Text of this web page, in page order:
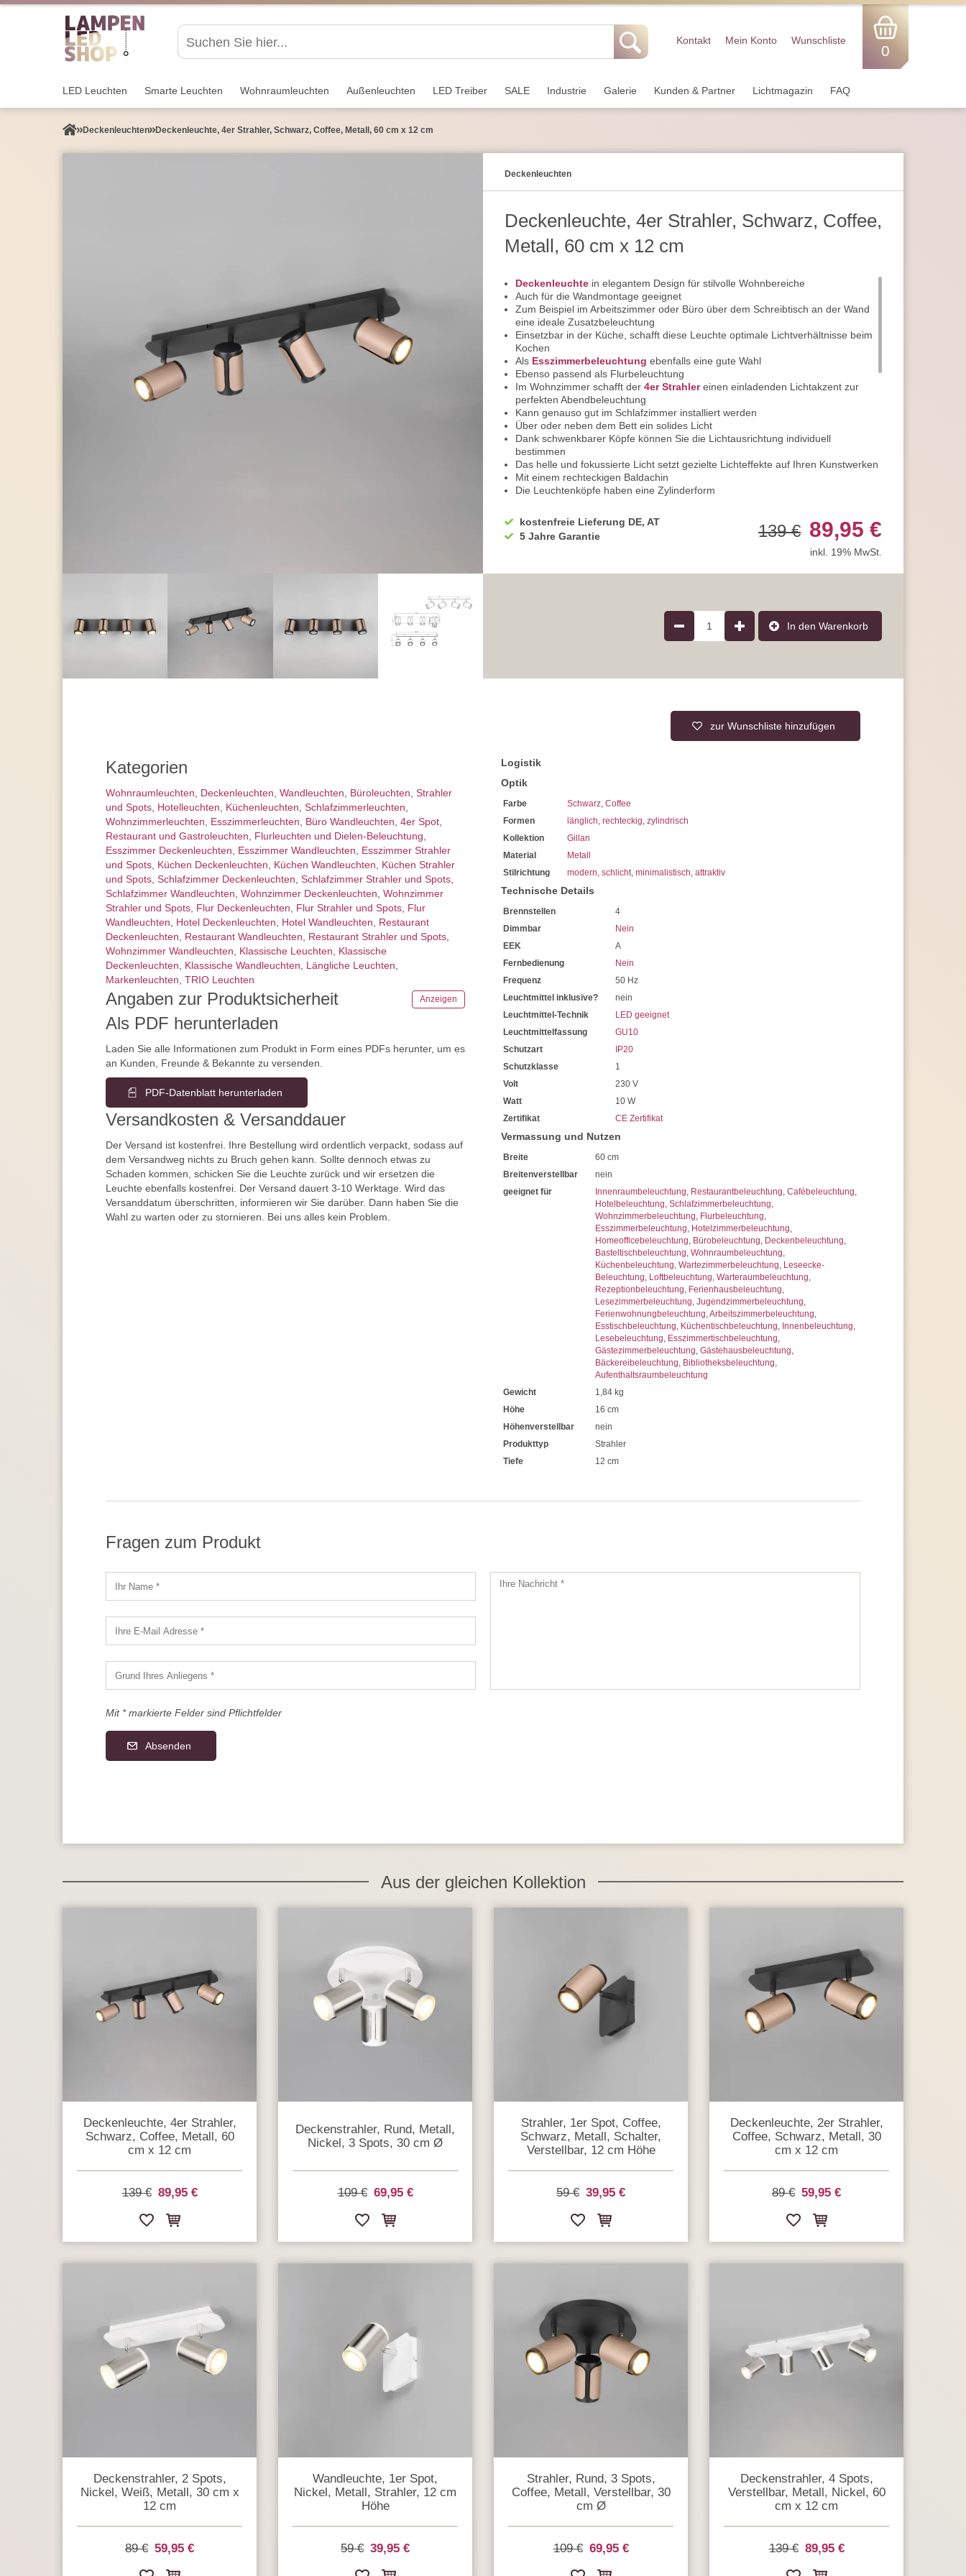
Kontakt Mein Konto Wunschliste
0
LED Leuchten Smarte Leuchten Wohnraum­leuchten Außen­leuchten LED Treiber SALE Industrie Galerie Kunden & Partner Lichtmagazin FAQ
Decken­leuchten Deckenleuchte, 4er Strahler, Schwarz, Coffee, Metall, 60 cm x 12 cm
Decken­leuchten
Deckenleuchte, 4er Strahler, Schwarz, Coffee,
Metall, 60 cm x 12 cm
Deckenleuchte in elegantem Design für stilvolle Wohnbereiche
Auch für die Wandmontage geeignet
Zum Beispiel im Arbeitszimmer oder Büro über dem Schreibtisch an der Wand
eine ideale Zusatzbeleuchtung
Einsetzbar in der Küche, schafft diese Leuchte optimale Lichtverhältnisse beim
Kochen
Als Esszimmerbeleuchtung ebenfalls eine gute Wahl
Ebenso passend als Flurbeleuchtung
Im Wohnzimmer schafft der 4er Strahlereinen einladenden Lichtakzent zur
perfekten Abendbeleuchtung
Kann genauso gut im Schlafzimmer installiert werden
Über oder neben dem Bett ein solides Licht
Dank schwenkbarer Köpfe können Sie die Lichtausrichtung individuell
bestimmen
Das helle und fokussierte Licht setzt gezielte Lichteffekte auf Ihren Kunstwerken
Mit einem rechteckigen Baldachin
Die Leuchtenköpfe haben eine Zylinderform
Präsentiert sich die Leuchte in der Farben Coffee und Schwarz matt
Mit ihrer Betriebsspannung von 230V / 50Hz
Für den üblichen Stromanschluss geeignet
Ausgestattet mit der GU10 Leuchtmittelfassung
Diese sind von enorm langer Lebensdauer und hoher Qualität
Mit LED-Technik erreichen Sie die Energieeffizienzklasse A
Sie haben bei uns 5 Jahre Garantie, statt der üblichen 2 Jahre
Erkundigen Sie sich bei höherer Artikelanzahl nach Mengenrabatten
kostenfreie Lieferung DE, AT
5 Jahre Garantie
139 € 89,95 €
inkl. 19% MwSt.
1 In den Warenkorb
zur Wunschliste hinzufügen
Kategorien
Wohnraum­leuchten, Decken­leuchten, Wand­leuchten, Büroleuchten, Strahler
und Spots, Hotelleuchten, Küchenleuchten, Schlafzimmer­leuchten,
Wohnzimmer­leuchten, Esszimmer­­leuchten, Büro Wandleuchten, 4er Spot,
Restaurant und Gastroleuchten, Flurleuchten und Dielen-Beleuchtung,
Esszimmer Deckenleuchten, Esszimmer Wandleuchten, Esszimmer Strahler
und Spots, Küchen Deckenleuchten, Küchen Wandleuchten, Küchen Strahler
und Spots, Schlafzimmer Deckenleuchten, Schlafzimmer Strahler und Spots,
Schlafzimmer Wandleuchten, Wohnzimmer Deckenleuchten, Wohnzimmer
Strahler und Spots, Flur Deckenleuchten, Flur Strahler und Spots, Flur
Wandleuchten, Hotel Deckenleuchten, Hotel Wandleuchten, Restaurant
Deckenleuchten, Restaurant Wandleuchten, Restaurant Strahler und Spots,
Wohnzimmer Wandleuchten, Klassische Leuchten, Klassische
Deckenleuchten, Klassische Wandleuchten, Längliche Leuchten,
Markenleuchten, TRIO Leuchten
Angaben zur Produktsicherheit Anzeigen
Als PDF herunterladen
Laden Sie alle Informationen zum Produkt in Form eines PDFs herunter, um es
an Kunden, Freunde & Bekannte zu versenden.
PDF-Datenblatt herunterladen
Versandkosten & Versanddauer
Der Versand ist kostenfrei. Ihre Bestellung wird ordentlich verpackt, sodass auf
dem Versandweg nichts zu Bruch gehen kann. Sollte dennoch etwas zu
Schaden kommen, schicken Sie die Leuchte zurück und wir ersetzen die
Leuchte ebenfalls kostenfrei. Der Versand dauert 3-10 Werktage. Wird das
Versanddatum überschritten, informieren wir Sie darüber. Dann haben Sie die
Wahl zu warten oder zu stornieren. Bei uns alles kein Problem.
Logistik
Optik
Farbe Schwarz, Coffee
Formen
länglich, rechteckig, zylindrisch
Kollektion
Gillan
Material
Metall
Stilrichtung
modern, schlicht, minimalistisch, attraktiv
Technische Details
Brennstellen
4
Dimmbar
Nein
EEK
A
Fernbedienung
Nein
Frequenz
50 Hz
Leuchtmittel inklusive?
nein
Leuchtmittel-Technik
LED geeignet
Leuchtmittelfassung
GU10
Schutzart
IP20
Schutzklasse
1
Volt
230 V
Watt
10 W
Zertifikat
CE Zertifikat
Vermassung und Nutzen
Breite
60 cm
Breitenverstellbar
nein
geeignet für
Innenraumbeleuchtung, Restaurantbeleuchtung, Cafébeleuchtung,
Hotelbeleuchtung, Schlafzimmerbeleuchtung,
Wohnzimmerbeleuchtung, Flurbeleuchtung,
Esszimmerbeleuchtung, Hotelzimmerbeleuchtung,
Homeofficebeleuchtung, Bürobeleuchtung, Deckenbeleuchtung,
Basteltischbeleuchtung, Wohnraumbeleuchtung,
Küchenbeleuchtung, Wartezimmerbeleuchtung, Leseecke-
Beleuchtung, Loftbeleuchtung, Warteraumbeleuchtung,
Rezeptionbeleuchtung, Ferienhausbeleuchtung,
Lesezimmerbeleuchtung, Jugendzimmerbeleuchtung,
Ferienwohnungbeleuchtung,Arbeitszimmerbeleuchtung,
Esstischbeleuchtung, Küchentischbeleuchtung, Innenbeleuchtung,
Lesebeleuchtung, Esszimmertischbeleuchtung,
Gästezimmerbeleuchtung, Gästehausbeleuchtung,
Bäckereibeleuchtung, Bibliotheksbeleuchtung,
Aufenthaltsraumbeleuchtung
Gewicht
1,84 kg
Höhe
16 cm
Höhenverstellbar
nein
Produkttyp
Strahler
Tiefe
12 cm
Fragen zum Produkt
Mit * markierte Felder sind Pflichtfelder
Absenden
Aus der gleichen Kollektion
Deckenleuchte, 4er Strahler,
Schwarz, Coffee, Metall, 60
cm x 12 cm
139 € 89,95 €
Deckenstrahler, Rund, Metall,
Nickel, 3 Spots, 30 cm Ø
109 € 69,95 €
Strahler, 1er Spot, Coffee,
Schwarz, Metall, Schalter,
Verstellbar, 12 cm Höhe
59 € 39,95 €
Deckenleuchte, 2er Strahler,
Coffee, Schwarz, Metall, 30
cm x 12 cm
89 € 59,95 €
Deckenstrahler, 2 Spots,
Nickel, Weiß, Metall, 30 cm x
12 cm
89 € 59,95 €
Wandleuchte, 1er Spot,
Nickel, Metall, Strahler, 12 cm
Höhe
59 € 39,95 €
Strahler, Rund, 3 Spots,
Coffee, Metall, Verstellbar, 30
cm Ø
109 € 69,95 €
Deckenstrahler, 4 Spots,
Verstellbar, Metall, Nickel, 60
cm x 12 cm
139 € 89,95 €